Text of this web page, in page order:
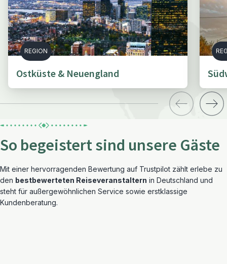
REGION
Ostküste & Neuengland
So begeistert sind unsere Gäste
Mit einer hervorragenden Bewertung auf Trustpilot zählt erlebe zu
den bestbewerteten Reiseveranstaltern in Deutschland und
steht für außergewöhnlichen Service sowie erstklassige
Kundenberatung.